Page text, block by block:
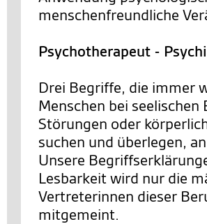
menschenfreundliche
Psychotherapeut -
Drei Begriffe, die immer
Menschen bei
Störungen oder
suchen und überlegen,
Unsere
Lesbarkeit wird nur die
Vertreterinnen dieser
mitgemeint.